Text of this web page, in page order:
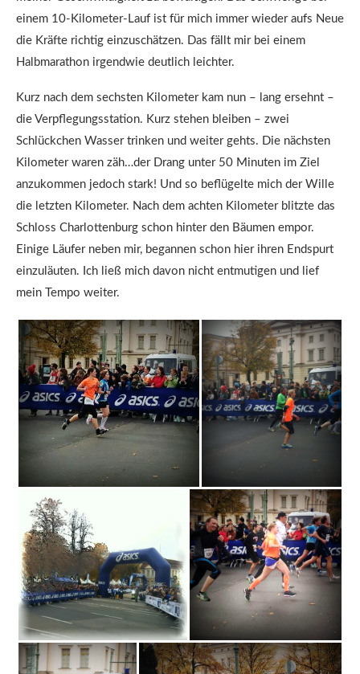
einem 10-Kilometer-Lauf ist für mich immer wieder aufs Neue
die Kräfte richtig einzuschätzen. Das fällt mir bei einem
Halbmarathon irgendwie deutlich leichter.
Kurz nach dem sechsten Kilometer kam nun – lang ersehnt –
die Verpflegungsstation. Kurz stehen bleiben – zwei
Schlückchen Wasser trinken und weiter gehts. Die nächsten
Kilometer waren zäh…der Drang unter 50 Minuten im Ziel
anzukommen jedoch stark! Und so beflügelte mich der Wille
die letzten Kilometer. Nach dem achten Kilometer blitzte das
Schloss Charlottenburg schon hinter den Bäumen empor.
Einige Läufer neben mir, begannen schon hier ihren Endspurt
einzuläuten. Ich ließ mich davon nicht entmutigen und lief
mein Tempo weiter.